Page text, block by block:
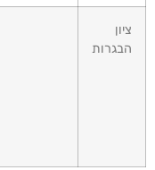
הבגרות